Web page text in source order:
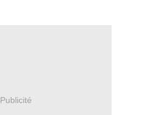
Publicité